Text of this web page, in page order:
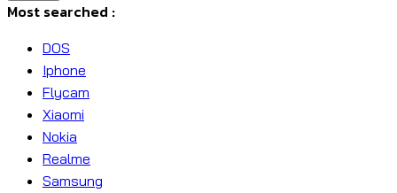
Most searched :
DOS
Iphone
Flycam
Xiaomi
Nokia
Realme
Samsung